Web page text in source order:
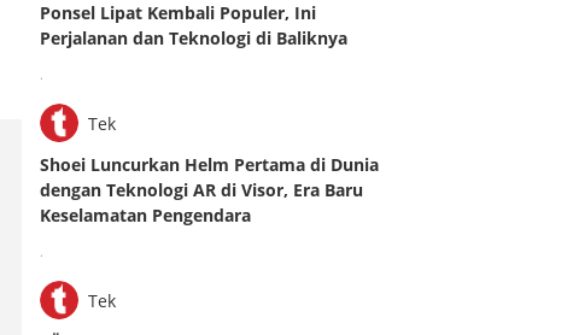
Ponsel Lipat Kembali Populer, Ini
Perjalanan dan Teknologi di Baliknya
.
Tek
Shoei Luncurkan Helm Pertama di Dunia
dengan Teknologi AR di Visor, Era Baru
Keselamatan Pengendara
.
Tek